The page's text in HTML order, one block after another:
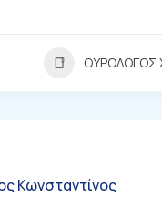
ΟΥΡΟΛΟΓΟΣ
Κωνσταντίνος